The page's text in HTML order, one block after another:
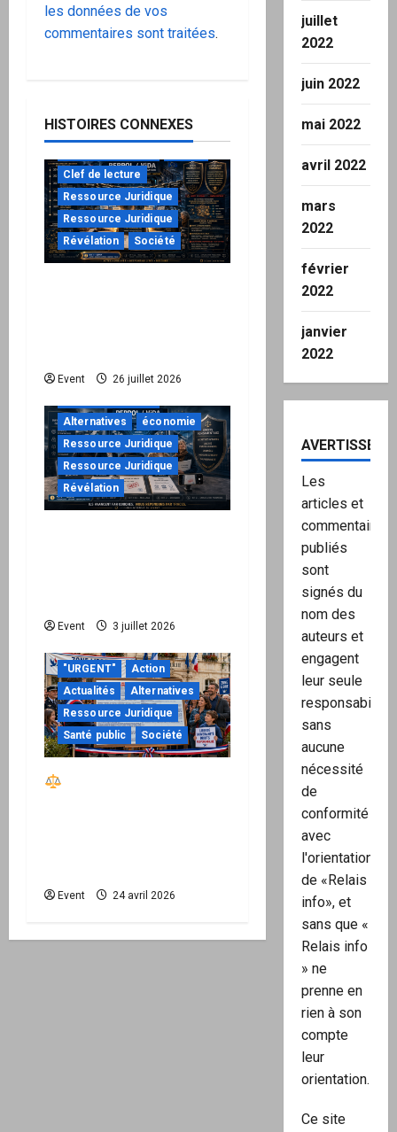
les données de vos
commentaires sont traitées.
HISTOIRES CONNEXES
Clef de lecture
Ressource Juridique
Ressource Juridique
Révélation
Société
Event 26 juillet 2026
"URGENT"
Alternatives
économie
Ressource Juridique
Ressource Juridique
Révélation
Event 3 juillet 2026
"URGENT"
Action
Actualités
Alternatives
Ressource Juridique
Santé public
Société
Event 24 avril 2026
juillet
2022
juin 2022
mai 2022
avril 2022
mars
2022
février
2022
janvier
2022
Les
articles et
commentaires
publiés
sont
signés du
nom des
auteurs et
engagent
leur seule
responsabilité,
sans
aucune
nécessité
de
conformité
avec
l'orientation
de «Relais
info», et
sans que «
Relais info
» ne
prenne en
rien à son
compte
leur
orientation.
Ce site